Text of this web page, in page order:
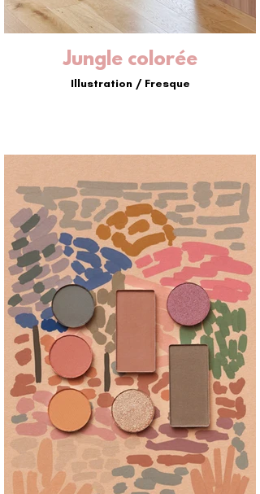
Jungle colorée
Illustration / Fresque